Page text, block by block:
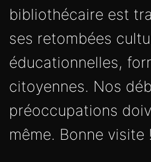
bibliothécaire est
ses retombées
éducationnelles,
citoyennes. Nos
préoccupations
même. Bonne visite !